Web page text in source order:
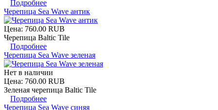
Подробнее
Черепица Sea Wave антик
Цена: 760.00 RUB
Черепица Baltic Tile
Подробнее
Черепица Sea Wave зеленая
Нет в наличии
Цена: 760.00 RUB
Зеленая черепица Baltic Tile
Подробнее
Черепица Sea Wave синяя